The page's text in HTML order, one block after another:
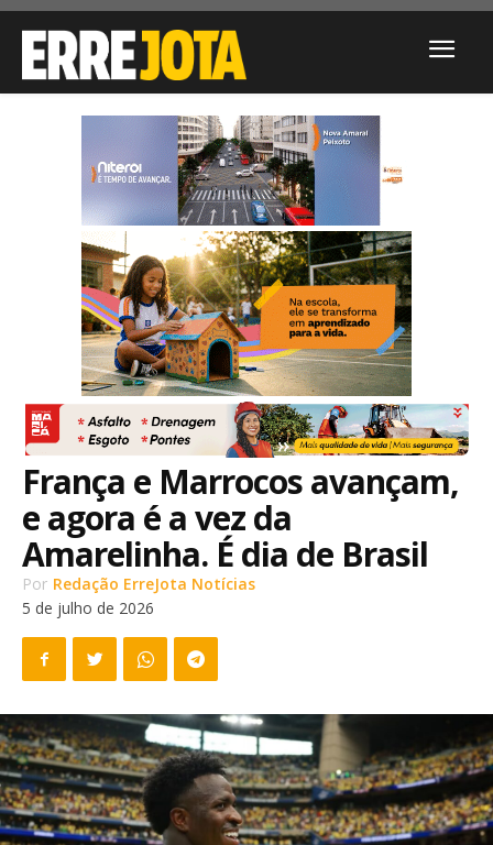
França e Marrocos avançam,
e agora é a vez da
Amarelinha. É dia de Brasil
Por Redação ErreJota Notícias
5 de julho de 2026